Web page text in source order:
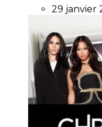
29 janvier